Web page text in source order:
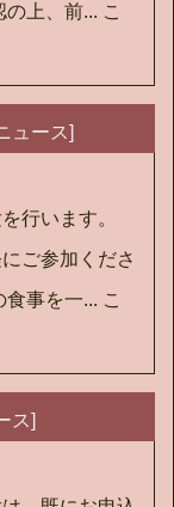
の上、前... こ
ュース]
行います。
ご参加くださ
食事を一... こ
ス]